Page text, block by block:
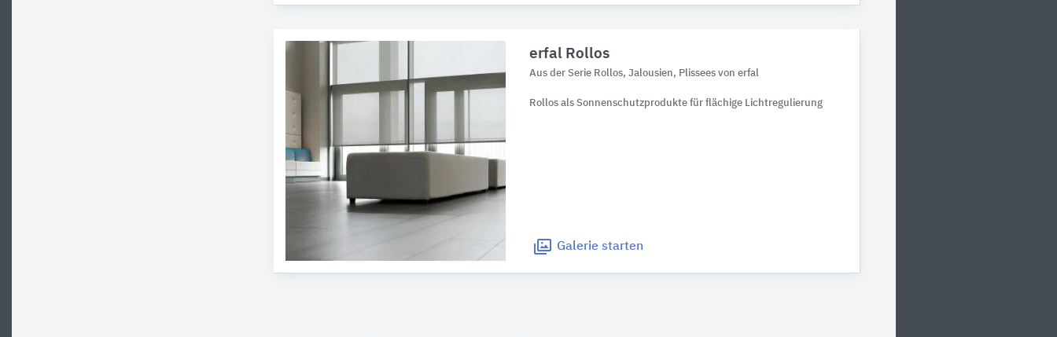
erfal Rollos
Aus der Serie Rollos, Jalousien, Plissees von erfal
Rollos als Sonnenschutzprodukte für flächige Lichtregulierung
Galerie starten